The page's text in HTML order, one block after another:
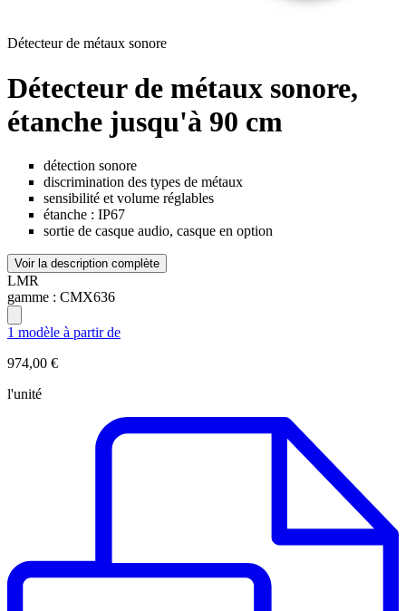
Détecteur de métaux sonore
Détecteur de métaux sonore,
étanche jusqu'à 90 cm
détection sonore
discrimination des types de métaux
sensibilité et volume réglables
étanche : IP67
sortie de casque audio, casque en option
Voir la description complète
LMR
gamme : CMX636
1 modèle à partir de
974,00 €
l'unité